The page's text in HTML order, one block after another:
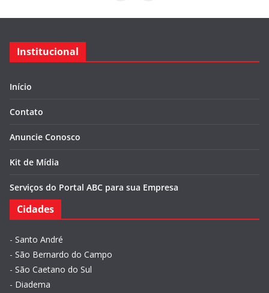
Institucional
Início
Contato
Anuncie Conosco
Kit de Mídia
Serviços do Portal ABC para sua Empresa
Cidades
- Santo André
- São Bernardo do Campo
- São Caetano do Sul
- Diadema